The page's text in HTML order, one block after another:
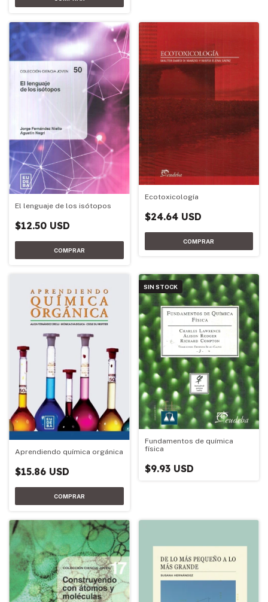
El lenguaje de los isótopos
$12.50 USD
Ecotoxicología
$24.64 USD
Aprendiendo química orgánica
$15.86 USD
SIN STOCK
Fundamentos de química
física
$9.93 USD